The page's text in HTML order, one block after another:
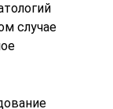
случае